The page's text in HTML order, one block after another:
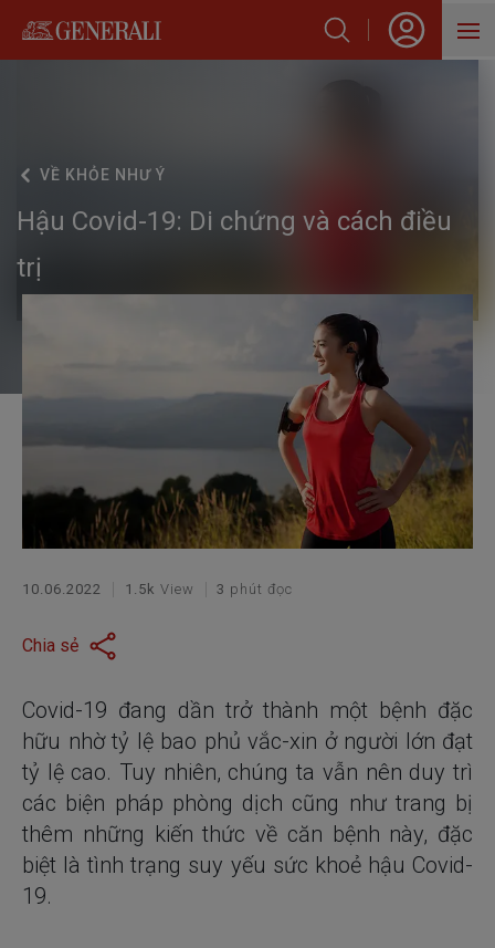
VỀ KHỎE NHƯ Ý
Hậu Covid-19: Di chứng và cách điều
trị
10.06.2022 1.5k View 3 phút đọc
Chia sẻ
Covid-19 đang dần trở thành một bệnh đặc
hữu nhờ tỷ lệ bao phủ vắc-xin ở người lớn đạt
tỷ lệ cao. Tuy nhiên, chúng ta vẫn nên duy trì
các biện pháp phòng dịch cũng như trang bị
thêm những kiến thức về căn bệnh này, đặc
biệt là tình trạng suy yếu sức khoẻ hậu Covid-
19.